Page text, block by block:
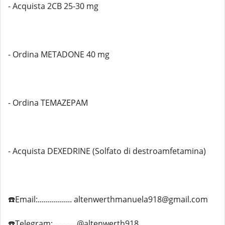
- Acquista 2CB 25-30 mg
- Ordina METADONE 40 mg
- Ordina TEMAZEPAM
- Acquista DEXEDRINE (Solfato di destroamfetamina)
☎️Email:................. altenwerthmanuela918@gmail.com